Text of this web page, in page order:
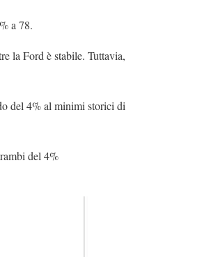
a 78.
la Ford è stabile. Tuttavia,
del 4% al minimi storici di
del 4%